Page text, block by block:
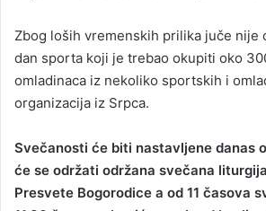
Zbog loših vremenskih prilika juče nije
dan sporta koji je trebao okupiti oko
omladinaca iz nekoliko sportskih i
organizacija iz Srpca.
Svečanosti će biti nastavljene danas
će se održati održana svečana
Presvete Bogorodice a od 11 časova